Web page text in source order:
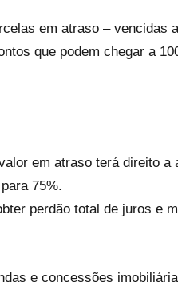
em atraso – vencidas
que podem chegar a
em atraso terá direito a
75%.
perdão total de juros e
e concessões